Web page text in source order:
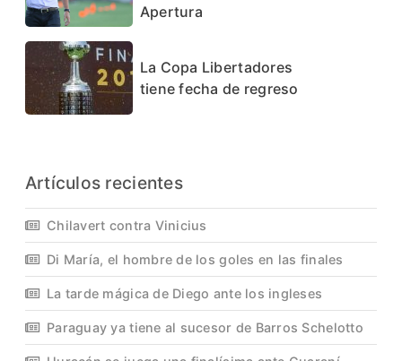
Apertura
La Copa Libertadores
tiene fecha de regreso
Artículos recientes
Chilavert contra Vinicius
Di María, el hombre de los goles en las finales
La tarde mágica de Diego ante los ingleses
Paraguay ya tiene al sucesor de Barros Schelotto